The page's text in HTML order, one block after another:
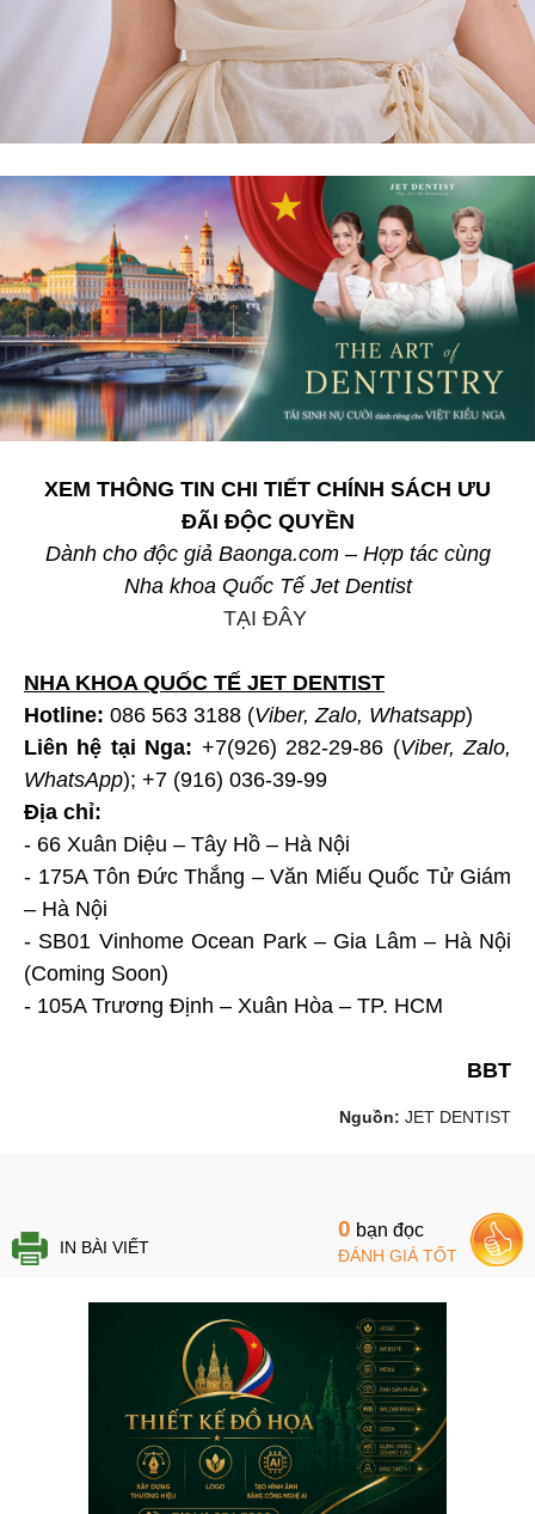
XEM THÔNG TIN CHI TIẾT CHÍNH SÁCH ƯU
ĐÃI ĐỘC QUYỀN
Dành cho độc giả Baonga.com – Hợp tác cùng
Nha khoa Quốc Tế Jet Dentist
TẠI ĐÂY
NHA KHOA QUỐC TẾ JET DENTIST
Hotline: 086 563 3188 (Viber, Zalo, Whatsapp)
Liên hệ tại Nga: +7(926) 282-29-86 (Viber, Zalo,
WhatsApp); +7 (916) 036-39-99
Địa chỉ:
- 66 Xuân Diệu – Tây Hồ – Hà Nội
- 175A Tôn Đức Thắng – Văn Miếu Quốc Tử Giám
– Hà Nội
- SB01 Vinhome Ocean Park – Gia Lâm – Hà Nội
(Coming Soon)
- 105A Trương Định – Xuân Hòa – TP. HCM
BBT
Nguồn: JET DENTIST
IN BÀI VIẾT
0 bạn đọc
ĐÁNH GIÁ TỐT